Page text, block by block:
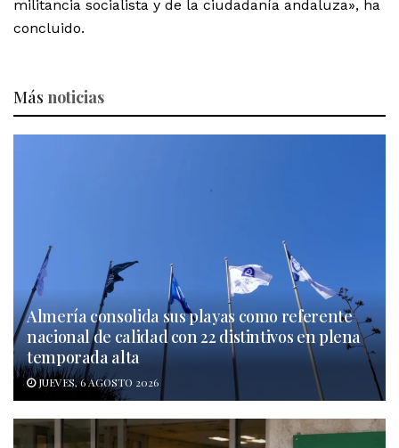
militancia socialista y de la ciudadanía andaluza», ha
concluido.
Más noticias
Almería consolida sus playas como referente
nacional de calidad con 22 distintivos en plena
temporada alta
JUEVES, 6 AGOSTO 2026